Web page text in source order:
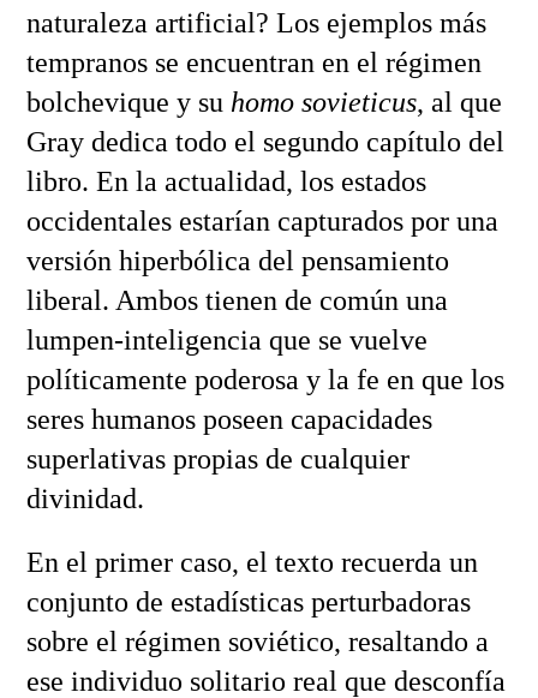
naturaleza artificial? Los ejemplos más
tempranos se encuentran en el régimen
bolchevique y su homo sovieticus, al que
Gray dedica todo el segundo capítulo del
libro. En la actualidad, los estados
occidentales estarían capturados por una
versión hiperbólica del pensamiento
liberal. Ambos tienen de común una
lumpen-inteligencia que se vuelve
políticamente poderosa y la fe en que los
seres humanos poseen capacidades
superlativas propias de cualquier
divinidad.
En el primer caso, el texto recuerda un
conjunto de estadísticas perturbadoras
sobre el régimen soviético, resaltando a
ese individuo solitario real que desconfía